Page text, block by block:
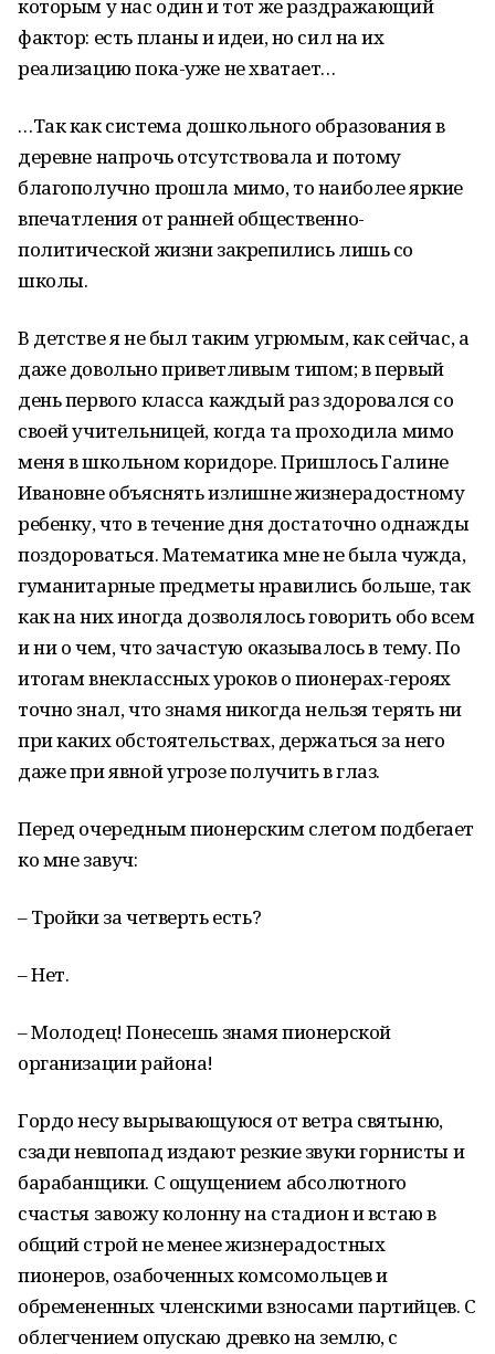
которым у нас один и тот же раздражающий
фактор: есть планы и идеи, но сил на их
реализацию пока-уже не хватает…
…Так как система дошкольного образования в
деревне напрочь отсутствовала и потому
благополучно прошла мимо, то наиболее яркие
впечатления от ранней общественно-
политической жизни закрепились лишь со
школы.
В детстве я не был таким угрюмым, как сейчас, а
даже довольно приветливым типом; в первый
день первого класса каждый раз здоровался со
своей учительницей, когда та проходила мимо
меня в школьном коридоре. Пришлось Галине
Ивановне объяснять излишне жизнерадостному
ребенку, что в течение дня достаточно однажды
поздороваться. Математика мне не была чужда,
гуманитарные предметы нравились больше, так
как на них иногда дозволялось говорить обо всем
и ни о чем, что зачастую оказывалось в тему. По
итогам внеклассных уроков о пионерах-героях
точно знал, что знамя никогда нельзя терять ни
при каких обстоятельствах, держаться за него
даже при явной угрозе получить в глаз.
Перед очередным пионерским слетом подбегает
ко мне завуч:
– Тройки за четверть есть?
– Нет.
– Молодец! Понесешь знамя пионерской
организации района!
Гордо несу вырывающуюся от ветра святыню,
сзади невпопад издают резкие звуки горнисты и
барабанщики. С ощущением абсолютного
счастья завожу колонну на стадион и встаю в
общий строй не менее жизнерадостных
пионеров, озабоченных комсомольцев и
обремененных членскими взносами партийцев. С
облегчением опускаю древко на землю, с